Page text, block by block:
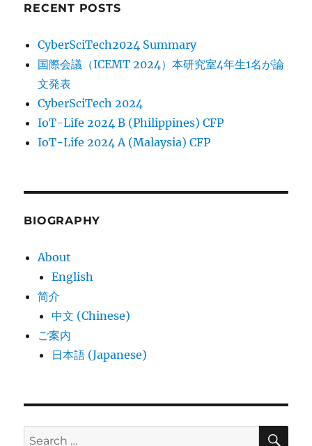
RECENT POSTS
CyberSciTech2024 Summary
国際会議（ICEMT 2024）本研究室4年生1名が論
文発表
CyberSciTech 2024
IoT-Life 2024 B (Philippines) CFP
IoT-Life 2024 A (Malaysia) CFP
BIOGRAPHY
About
English
简介
中文 (Chinese)
ご案内
日本語 (Japanese)
Search